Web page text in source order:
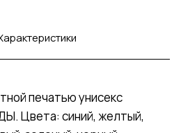
печатью унисекс
Цвета: синий, желтый,